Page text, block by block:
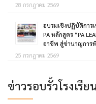
28 กรกฎาคม 2569
อบรมเชิงปฏิบัติการ
PA หลักสูตร “PA
อาชีพ สู่ซ่านาญการ
25 กรกฎาคม 2569
ข่าวรอบรั้วโรงเรียน